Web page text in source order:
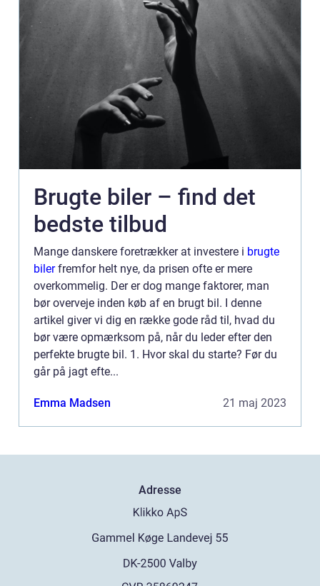
Brugte biler – find det
bedste tilbud
Mange danskere foretrækker at investere i brugte
bilerfremfor helt nye, da prisen ofte er mere
overkommelig. Der er dog mange faktorer, man
bør overveje inden køb af en brugt bil. I denne
artikel giver vi dig en række gode råd til, hvad du
bør være opmærksom på, når du leder efter den
perfekte brugte bil. 1. Hvor skal du starte? Før du
går på jagt efte...
Emma Madsen 21 maj 2023
Adresse